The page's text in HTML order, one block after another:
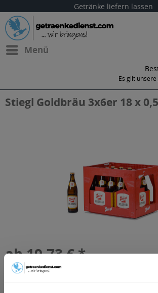
Getränke liefern lassen
Menü
Es gilt unsere
Stiegl Goldbräu 3x6er 18 x
ab 19,73 € *
Inhalt:9 Liter (2,19 € * / 1 Liter)
inkl. MwSt. ggf. zzgl. Erschwerniszuschlag